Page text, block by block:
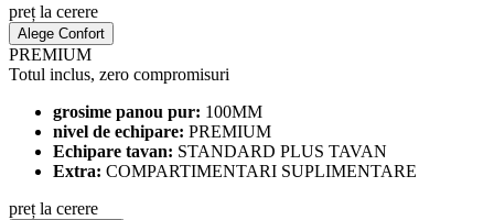
preț la cerere
Alege Confort
PREMIUM
Totul inclus, zero compromisuri
grosime panou pur: 100MM
nivel de echipare: PREMIUM
Echipare tavan: STANDARD PLUS TAVAN
Extra: COMPARTIMENTARI SUPLIMENTARE
preț la cerere